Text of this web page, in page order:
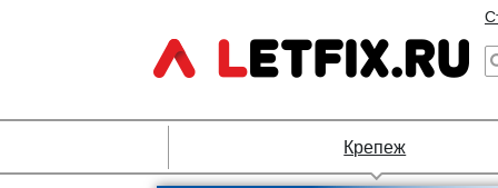
Крепеж